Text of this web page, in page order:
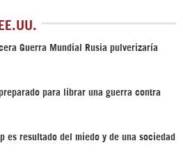
Guerra Mundial Rusia pulverizaría
preparado para librar una guerra contra
es resultado del miedo y de una sociedad